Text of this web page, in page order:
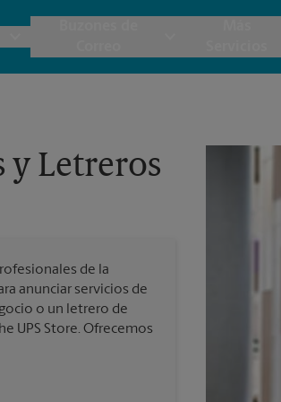
Cajas y Suministros de Mudanza
Garantía de Embalaje y Envío
de Marketing
Postales
Comerciales
y Letreros
de la
anunciar servicios de
o un letrero de
UPS Store. Ofrecemos